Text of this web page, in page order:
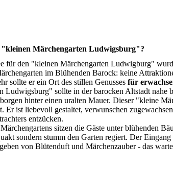
"kleinen Märchengarten Ludwigsburg"?
für den "kleinen Märchengarten Ludwigburg"
im Blühenden Barock: keine
sollte er ein Ort des stillen Genusses für
Ludwigsburg" sollte in der barocken Altstadt nahe
hinter einen uralten Mauer. Dieser "kleine
Er ist liebevoll gestaltet, verwunschen
entzücken.
sitzen die Gäste unter blühenden
sondern stumm den Garten regiert. Der
von Blütenduft und Märchenzauber - das